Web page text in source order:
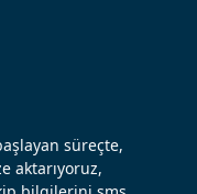
süreçte,
aktarıyoruz,